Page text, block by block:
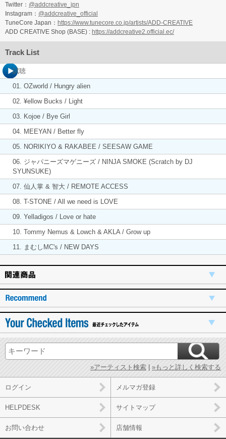
Twitter： @addcreative_jpn
Instagram： @addcreative_official
TuneCore Japan： https://www.tunecore.co.jp/artists/ADD-CREATIVE
ADD CREATIVE Shop (BASE) : https://addcreative2.official.ec/
Track List
試聴
01. OZworld / Hungry alien
02. ¥ellow Bucks / Light
03. Kojoe / Bye Girl
04. MEEYAN / Better fly
05. NORIKIYO & RAKABEE / SEESAW GAME
06. ジャパニーズマゲニーズ / NINJA SMOKE (Scratch by DJ
SYUNSUKE)
07. 仙人掌 & 智大 / REMOTE ACCESS
08. T-STONE / All we need is LOVE
09. Yelladigos / Love or hate
10. Tommy Nemus & Lowch & AKLA / Grow up
11. まむしMC's / NEW DAYS
»アーティスト検索 »もっと詳しく検索する
ログイン メルマガ登録
HELPDESK サイトマップ
お問い合わせ 店舗情報